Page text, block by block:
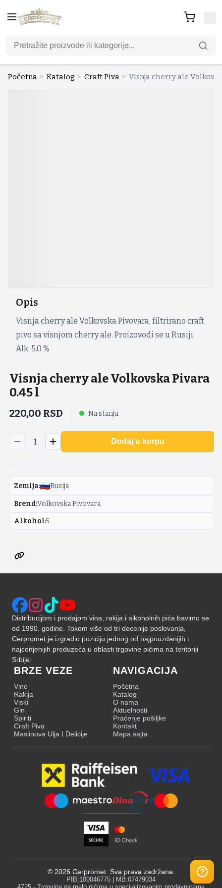
Početna > Katalog > Craft Piva > Visnja cherry ale
Opis
Visnja cherry ale Volkovska Pivovara, filtrirano craft
pivo sa visnjom cherry ale. Proizovodi se u Rusiji.
Alk. 5.0 %
Visnja cherry ale Volkovska Pivara
0.45 l
220,00 RSD Na stanju
1 Dodaj u korpu
Zemlja: Rusija
Brend:Volkovska Pivovara
Alkohol:5
Distribucijom i prodajom vina, rakija i alkoholnih pića bavimo se
od 1990. godine. Tokom više od tri decenije poslovanja,
Cerpromet je izgradio poziciju jednog od najpouzdanijih i
najcenjenijih preduzeća u oblasti trgovine pićima na teritoriji
Srbije.
BRZE VEZE
Vino
Rakija
Viski
Gin
Spiriti
Craft Piva
Maslinova Ulja I Delicije
NAVIGACIJA
Početna
Katalog
O nama
Aktuelnosti
Praćenje pošiljke
Kontakt
Mapa sajta
© 2026 Cerpromet. Sva prava zadržana.
PIB:100046775 | MB:07479034